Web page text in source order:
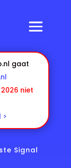
gaat
niet
>
Signal